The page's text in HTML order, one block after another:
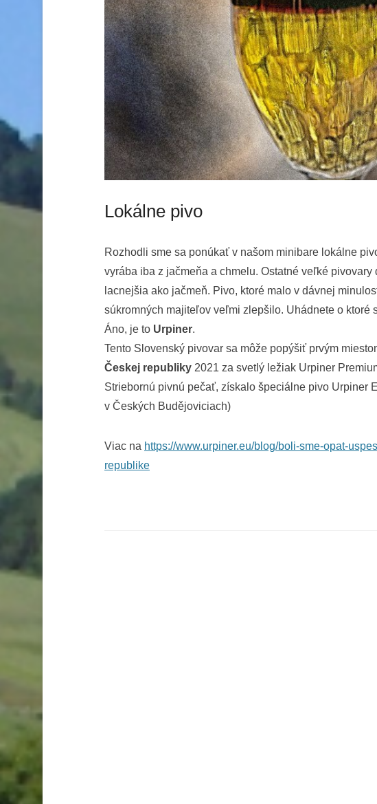
Lokálne pivo
Rozhodli sme sa ponúkať v našom minibare lokálne
vyrába iba z jačmeňa a chmelu. Ostatné veľké
lacnejšia ako jačmeň. Pivo, ktoré malo v dávnej
súkromných majiteľov veľmi zlepšilo. Uhádnete o ktoré
Áno, je to Urpiner.
Tento Slovenský pivovar sa môže popýšiť prvým
Českej republiky 2021 za svetlý ležiak Urpiner
Striebornú pivnú pečať, získalo špeciálne pivo Urpiner
v Českých Budějoviciach)
Viac na https://www.urpiner.eu/blog/boli-sme-opat-
republike